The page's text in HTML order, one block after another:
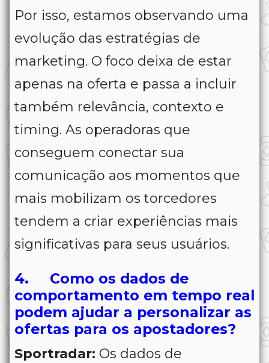
Por isso, estamos observando uma
evolução das estratégias de
marketing. O foco deixa de estar
apenas na oferta e passa a incluir
também relevância, contexto e
timing. As operadoras que
conseguem conectar sua
comunicação aos momentos que
mais mobilizam os torcedores
tendem a criar experiências mais
significativas para seus usuários.
4. Como os dados de
comportamento em tempo real
podem ajudar a personalizar as
ofertas para os apostadores?
Sportradar: Os dados de